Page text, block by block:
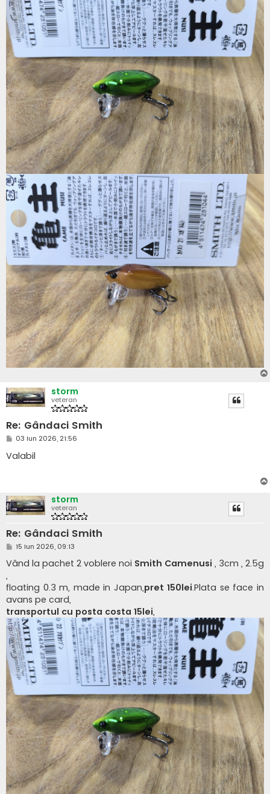
storm
veteran
Re: Gândaci Smith
M
s
a
03 Iun 2026, 21:56
Valabil
storm
veteran
Re: Gândaci Smith
M
s
a
15 Iun 2026, 09:13
Vând la pachet 2 voblere noi Smith Camenusi , 3cm , 2.5g
,
floating 0.3 m, made in Japan,pret 150lei.Plata se face in
avans pe card,
transportul cu posta costa 15lei,